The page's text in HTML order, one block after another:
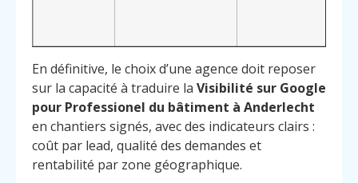
En définitive, le choix d’une agence doit reposer
sur la capacité à traduire la Visibilité sur Google
pour Professionel du bâtiment à Anderlecht
en chantiers signés, avec des indicateurs clairs :
coût par lead, qualité des demandes et
rentabilité par zone géographique.